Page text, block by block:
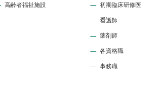
高齢者福祉施設 初期臨床研修医
看護師
薬剤師
各資格職
事務職